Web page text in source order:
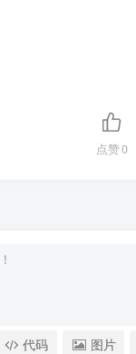
点赞0
代码 图片